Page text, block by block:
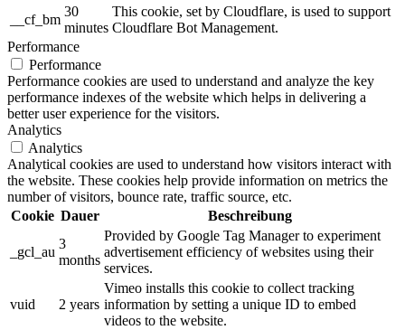
__cf_bm
30
minutes
This cookie, set by Cloudflare, is used to support
Cloudflare Bot Management.
Performance
Performance
Performance cookies are used to understand and analyze the key
performance indexes of the website which helps in delivering a
better user experience for the visitors.
Analytics
Analytics
Analytical cookies are used to understand how visitors interact with
the website. These cookies help provide information on metrics the
number of visitors, bounce rate, traffic source, etc.
Cookie Dauer Beschreibung
_gcl_au
3
months
Provided by Google Tag Manager to experiment
advertisement efficiency of websites using their
services.
vuid 2 years
Vimeo installs this cookie to collect tracking
information by setting a unique ID to embed
videos to the website.